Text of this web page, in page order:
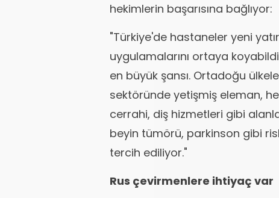
hekimlerin başarısına bağlıyor:
"Türkiye'de hastaneler yeni
uygulamalarını ortaya
en büyük şansı. Ortadoğu
sektöründe yetişmiş eleman,
cerrahi, diş hizmetleri gibi
beyin tümörü, parkinson gibi
tercih ediliyor."
Rus çevirmenlere ihtiyaç var